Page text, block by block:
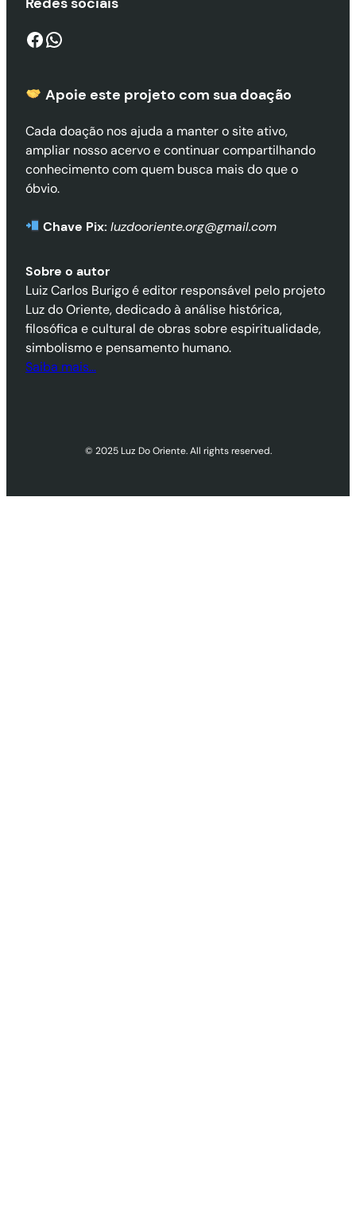
Facebook WhatsApp
Apoie este projeto com sua doação
Cada doação nos ajuda a manter o site ativo,
ampliar nosso acervo e continuar compartilhando
conhecimento com quem busca mais do que o
óbvio.
Chave Pix: luzdooriente.org@gmail.com
Sobre o autor
Luiz Carlos Burigo é editor responsável pelo projeto
Luz do Oriente, dedicado à análise histórica,
filosófica e cultural de obras sobre espiritualidade,
simbolismo e pensamento humano.
Saiba mais…
© 2025 Luz Do Oriente. All rights reserved.